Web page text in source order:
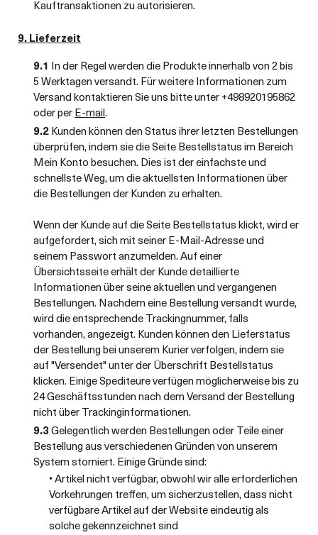
Kauftransaktionen zu autorisieren.
9. Lieferzeit
9.1 In der Regel werden die Produkte innerhalb von 2 bis
5 Werktagen versandt. Für weitere Informationen zum
Versand kontaktieren Sie uns bitte unter +498920195862
oder perE-mail.
9.2Kunden können den Status ihrer letzten Bestellungen
überprüfen, indem sie die Seite Bestellstatus im Bereich
Mein Konto besuchen. Dies ist der einfachste und
schnellste Weg, um die aktuellsten Informationen über
die Bestellungen der Kunden zu erhalten.
Wenn der Kunde auf die Seite Bestellstatus klickt, wird er
aufgefordert, sich mit seiner E-Mail-Adresse und
seinem Passwort anzumelden. Auf einer
Übersichtsseite erhält der Kunde detaillierte
Informationen über seine aktuellen und vergangenen
Bestellungen. Nachdem eine Bestellung versandt wurde,
wird die entsprechende Trackingnummer, falls
vorhanden, angezeigt. Kunden können den Lieferstatus
der Bestellung bei unserem Kurier verfolgen, indem sie
auf "Versendet" unter der Überschrift Bestellstatus
klicken. Einige Spediteure verfügen möglicherweise bis zu
24 Geschäftsstunden nach dem Versand der Bestellung
nicht über Trackinginformationen.
9.3Gelegentlich werden Bestellungen oder Teile einer
Bestellung aus verschiedenen Gründen von unserem
System storniert. Einige Gründe sind:
• Artikel nicht verfügbar, obwohl wir alle erforderlichen
Vorkehrungen treffen, um sicherzustellen, dass nicht
verfügbare Artikel auf der Website eindeutig als
solche gekennzeichnet sind